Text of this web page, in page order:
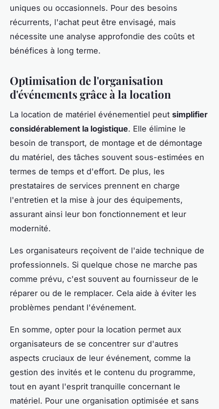
uniques ou occasionnels. Pour des besoins
récurrents, l'achat peut être envisagé, mais
nécessite une analyse approfondie des coûts et
bénéfices à long terme.
Optimisation de l'organisation
d'événements grâce à la location
La location de matériel événementiel peut simplifier
considérablement la logistique. Elle élimine le
besoin de transport, de montage et de démontage
du matériel, des tâches souvent sous-estimées en
termes de temps et d'effort. De plus, les
prestataires de services prennent en charge
l'entretien et la mise à jour des équipements,
assurant ainsi leur bon fonctionnement et leur
modernité.
Les organisateurs reçoivent de l'aide technique de
professionnels. Si quelque chose ne marche pas
comme prévu, c'est souvent au fournisseur de le
réparer ou de le remplacer. Cela aide à éviter les
problèmes pendant l'événement.
En somme, opter pour la location permet aux
organisateurs de se concentrer sur d'autres
aspects cruciaux de leur événement, comme la
gestion des invités et le contenu du programme,
tout en ayant l'esprit tranquille concernant le
matériel. Pour une organisation optimisée et sans